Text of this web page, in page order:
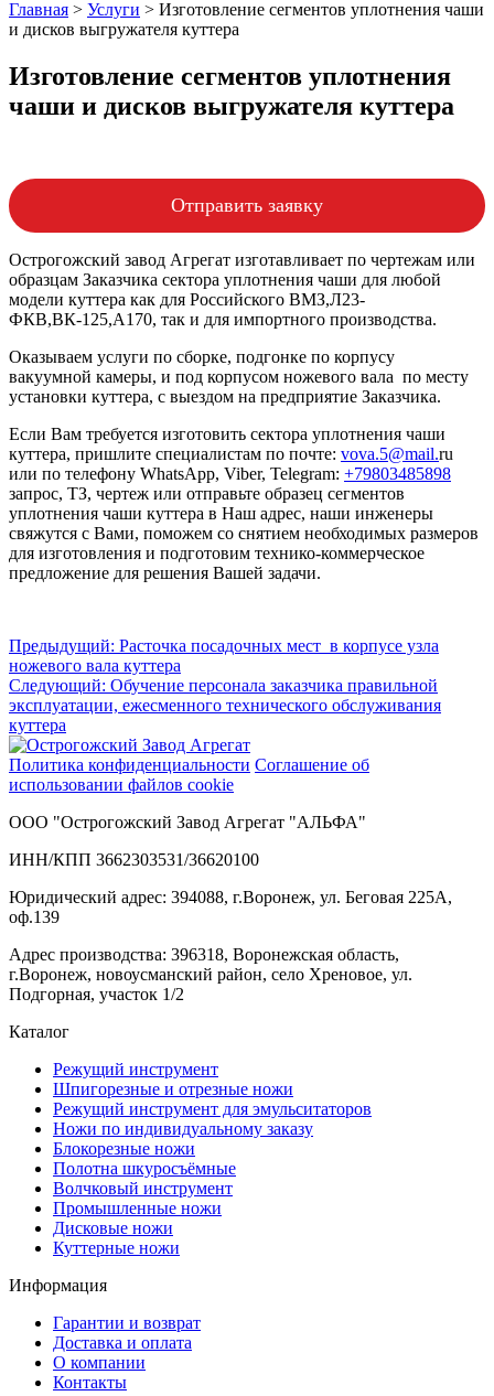
Главная > Услуги > Изготовление сегментов уплотнения чаши
и дисков выгружателя куттера
Изготовление сегментов уплотнения
чаши и дисков выгружателя куттера
Отправить заявку
Острогожский завод Агрегат изготавливает по чертежам или
образцам Заказчика сектора уплотнения чаши для любой
модели куттера как для Российского ВМЗ,Л23-
ФКВ,ВК-125,А170, так и для импортного производства.
Оказываем услуги по сборке, подгонке по корпусу
вакуумной камеры, и под корпусом ножевого вала по месту
установки куттера, с выездом на предприятие Заказчика.
Если Вам требуется изготовить сектора уплотнения чаши
куттера, пришлите специалистам по почте: vova.5@mail.ru
или по телефону WhatsApp, Viber, Telegram: +79803485898
запрос, ТЗ, чертеж или отправьте образец сегментов
уплотнения чаши куттера в Наш адрес, наши инженеры
свяжутся с Вами, поможем со снятием необходимых размеров
для изготовления и подготовим технико-коммерческое
предложение для решения Вашей задачи.
Навигация
по
записям
Предыдущий: Расточка посадочных мест в корпусе узла
ножевого вала куттера
Следующий: Обучение персонала заказчика правильной
эксплуатации, ежесменного технического обслуживания
куттера
Политика конфиденциальности Соглашение об
использовании файлов cookie
ООО "Острогожский Завод Агрегат "АЛЬФА"
ИНН/КПП 3662303531/36620100
Юридический адрес: 394088, г.Воронеж, ул. Беговая 225А,
оф.139
Адрес производства: 396318, Воронежская область,
г.Воронеж, новоусманский район, село Хреновое, ул.
Подгорная, участок 1/2
Каталог
Режущий инструмент
Шпигорезные и отрезные ножи
Режущий инструмент для эмульситаторов
Ножи по индивидуальному заказу
Блокорезные ножи
Полотна шкуросъёмные
Волчковый инструмент
Промышленные ножи
Дисковые ножи
Куттерные ножи
Информация
Гарантии и возврат
Доставка и оплата
О компании
Контакты